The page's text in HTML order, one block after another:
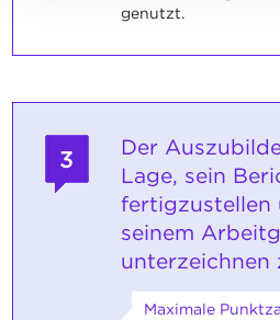
genutzt.
3
Der
Lage, sein
fertigzustellen
seinem
unterzeichnen
Maximale